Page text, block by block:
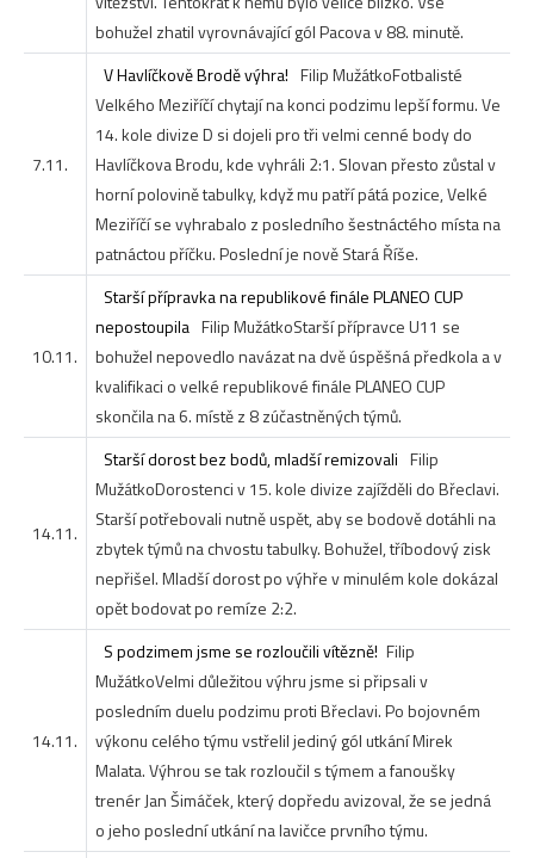
bohužel zhatil vyrovnávající gól Pacova v 88. minutě.
7.11.
V Havlíčkově Brodě výhra! Filip MužátkoFotbalisté
Velkého Meziříčí chytají na konci podzimu lepší formu. Ve
14. kole divize D si dojeli pro tři velmi cenné body do
Havlíčkova Brodu, kde vyhráli 2:1. Slovan přesto zůstal v
horní polovině tabulky, když mu patří pátá pozice, Velké
Meziříčí se vyhrabalo z posledního šestnáctého místa na
patnáctou příčku. Poslední je nově Stará Říše.
10.11.
Starší přípravka na republikové finále PLANEO CUP
nepostoupila Filip MužátkoStarší přípravce U11 se
bohužel nepovedlo navázat na dvě úspěšná předkola a v
kvalifikaci o velké republikové finále PLANEO CUP
skončila na 6. místě z 8 zúčastněných týmů.
14.11.
Starší dorost bez bodů, mladší remizovali Filip
MužátkoDorostenci v 15. kole divize zajížděli do Břeclavi.
Starší potřebovali nutně uspět, aby se bodově dotáhli na
zbytek týmů na chvostu tabulky. Bohužel, tříbodový zisk
nepřišel. Mladší dorost po výhře v minulém kole dokázal
opět bodovat po remíze 2:2.
14.11.
S podzimem jsme se rozloučili vítězně! Filip
MužátkoVelmi důležitou výhru jsme si připsali v
posledním duelu podzimu proti Břeclavi. Po bojovném
výkonu celého týmu vstřelil jediný gól utkání Mirek
Malata. Výhrou se tak rozloučil s týmem a fanoušky
trenér Jan Šimáček, který dopředu avizoval, že se jedná
o jeho poslední utkání na lavičce prvního týmu.